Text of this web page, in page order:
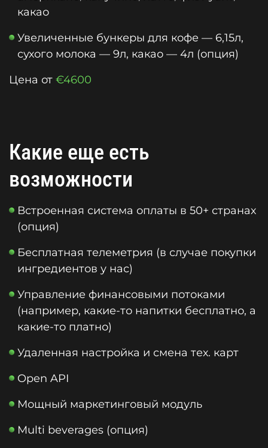
какао
Увеличенные бункеры для кофе — 6,15л,
сухого молока — 9л, какао — 4л (опция)
Цена от€4600
Какие еще есть
возможности
Встроенная система оплаты в 50+ странах
(опция)
Бесплатная телеметрия (в случае покупки
ингредиентов у нас)
Управление финансовыми потоками
(например, какие-то напитки бесплатно, а
какие-то платно)
Удаленная настройка и смена тех. карт
Open API
Мощный маркетинговый модуль
Multi beverages (опция)